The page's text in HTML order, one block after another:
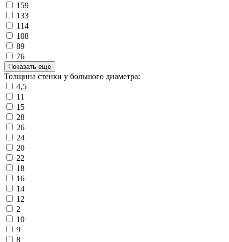
159
133
114
108
89
76
Показать еще
Толщина стенки у большого диаметра:
4,5
11
15
28
26
24
20
22
18
16
14
12
2
10
9
8